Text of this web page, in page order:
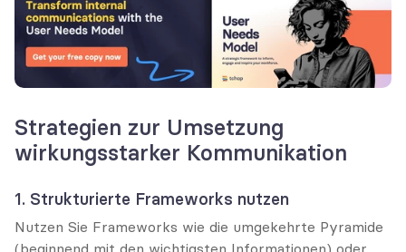
Strategien zur Umsetzung
wirkungsstarker Kommunikation
1. Strukturierte Frameworks nutzen
Nutzen Sie Frameworks wie die umgekehrte Pyramide
(beginnend mit den wichtigsten Informationen) oder